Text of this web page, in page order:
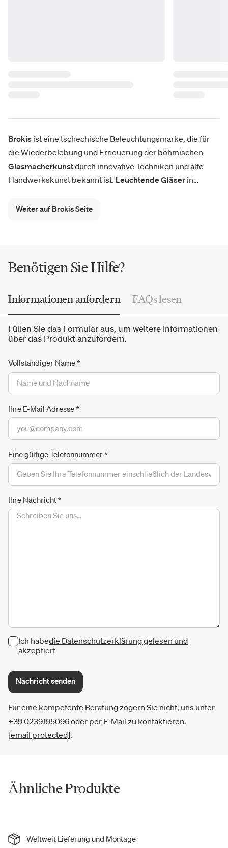
Brokis ist eine tschechische Beleuchtungsmarke, die für
die Wiederbelebung und Erneuerung der böhmischen
Glasmacherkunstdurch innovative Techniken und alte
Handwerkskunst bekannt ist. Leuchtende Gläser in
charakterisieren die Leuchten: die berühmten
tschechischer und internationaler Designer.
Weiter auf Brokis Seite
Benötigen Sie Hilfe?
Informationen anfordern FAQs lesen
Füllen Sie das Formular aus, um weitere Informationen
über das Produkt anzufordern.
Vollständiger Name*
Ihre E-Mail Adresse*
Eine gültige Telefonnummer*
Ihre Nachricht*
Ich habedie Datenschutzerklärung gelesen und
akzeptiert
Nachricht senden
Für eine kompetente Beratung zögern Sie nicht, uns unter
+39 0239195096 oder per E-Mail zu kontaktieren.
[email protected].
Ähnliche Produkte
Weltweit Lieferung und Montage